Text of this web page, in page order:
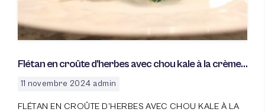
Flétan en croûte d’herbes avec chou kale à la crème
11 novembre 2024 admin
FLÉTAN EN CROÛTE D’HERBES AVEC CHOU KALE À LA